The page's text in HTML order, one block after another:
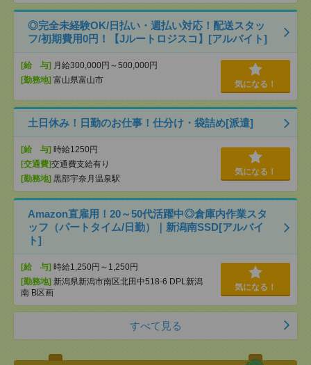
◎完全未経験OK/日払い・週払い対応！配送スタッ
フ/初期費用0円！【Jルートロジスコ】[アルバイト]
[給 与] 月給300,000円～500,000円
[勤務地] 富山県富山市 気になる！
土日休み！日勤のお仕事！仕分け・袋詰め[派遣]
[給 与] 時給1250円
[交通費]交通費支給有り
[勤務地] 黒部宇奈月温泉駅
気になる！
Amazon直雇用！20～50代活躍中◎倉庫内作業スタ
ッフ（パートタイム/日勤）｜新潟南SSD[アルバイ
ト]
[給 与] 時給1,250円～1,250円
[勤務地] 新潟県新潟市南区北田中518-6 DPL新潟
南 B区画
気になる！
すべて見る